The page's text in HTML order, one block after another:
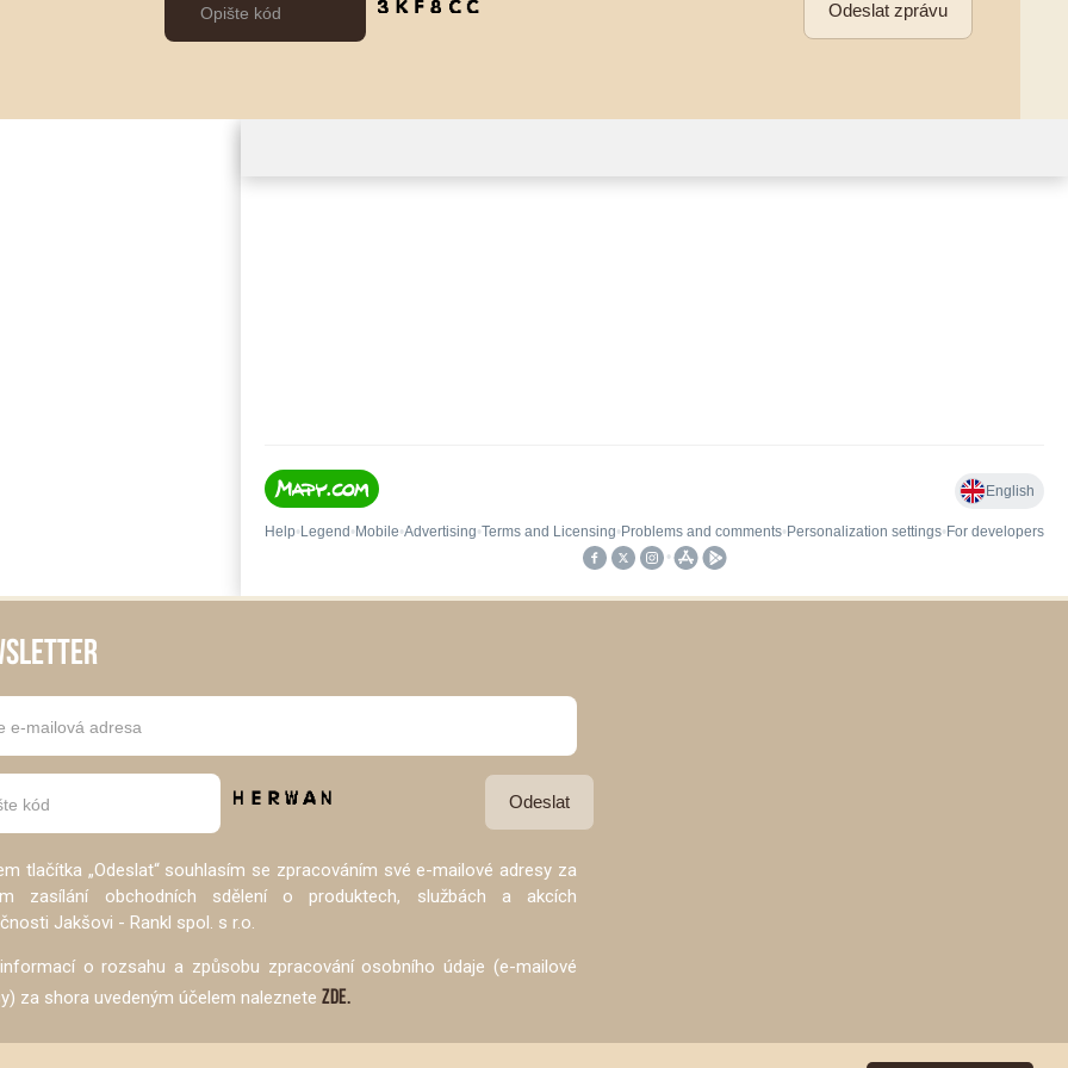
tlačítka „Odeslat“ souhlasím se zpracováním své e-mailové adresy za
zasílání obchodních sdělení o produktech, službách a akcích
Jakšovi - Rankl spol. s r.o.
o rozsahu a způsobu zpracování osobního údaje (e-mailové
za shora uvedeným účelem naleznete ZDE.